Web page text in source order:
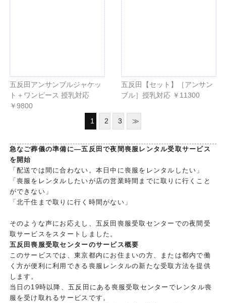
五反田アンサンブルジャケッ
ト＋ワンピース 授乳対応
￥9800
五反田【セット】［アンサン
ブル］授乳対応 ￥11300
3 ≫
急なご葬儀の準備に―五反田で夜間喪服レンタル受取サービス
を開始
「配送では間に合わない。本日中に喪服をレンタルしたい」
「喪服をレンタルしたいが店の営業時間までに取りに行くこと
ができない」
「北千住まで取りに行く時間がない」
そのような声にお応えし、五反田喪服受取センターでの夜間受
取サービスをスタートしました。
五反田喪服受取センターのサービス概要
このサービスでは、東京都内にお住まいの方、または都内で働
く方が便利に利用できる喪服レンタルの新たな受取方法を提供
します。
当日の19時以降、五反田にある喪服受取センターでレンタル喪
服を受け取れるサービスです。